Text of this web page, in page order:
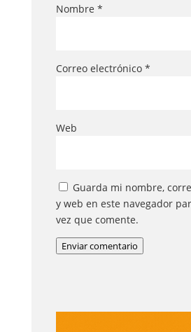
Nombre *
Correo electrónico *
Web
Guarda mi nombre,
y web en este navegador
vez que comente.
Enviar comentario